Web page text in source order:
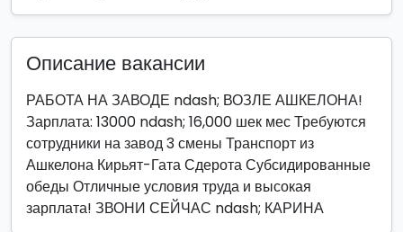
Описание вакансии
РАБОТА НА ЗАВОДЕ ndash; ВОЗЛЕ АШКЕЛОНА!
Зарплата: 13000 ndash; 16,000 шек мес Требуются
сотрудники на завод 3 смены Транспорт из
Ашкелона Кирьят-Гата Сдерота Субсидированные
обеды Отличные условия труда и высокая
зарплата! ЗВОНИ СЕЙЧАС ndash; КАРИНА